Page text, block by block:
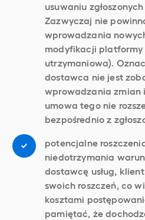
usuwaniu
Zazwyczaj nie
wprowadzania
modyfikacji
utrzymaniowa).
dostawca nie jest
wprowadzania zmian
umowa tego nie
bezpośrednio z
potencjalne
niedotrzymania
dostawcę usług,
swoich roszczeń, co
kosztami
pamiętać, że